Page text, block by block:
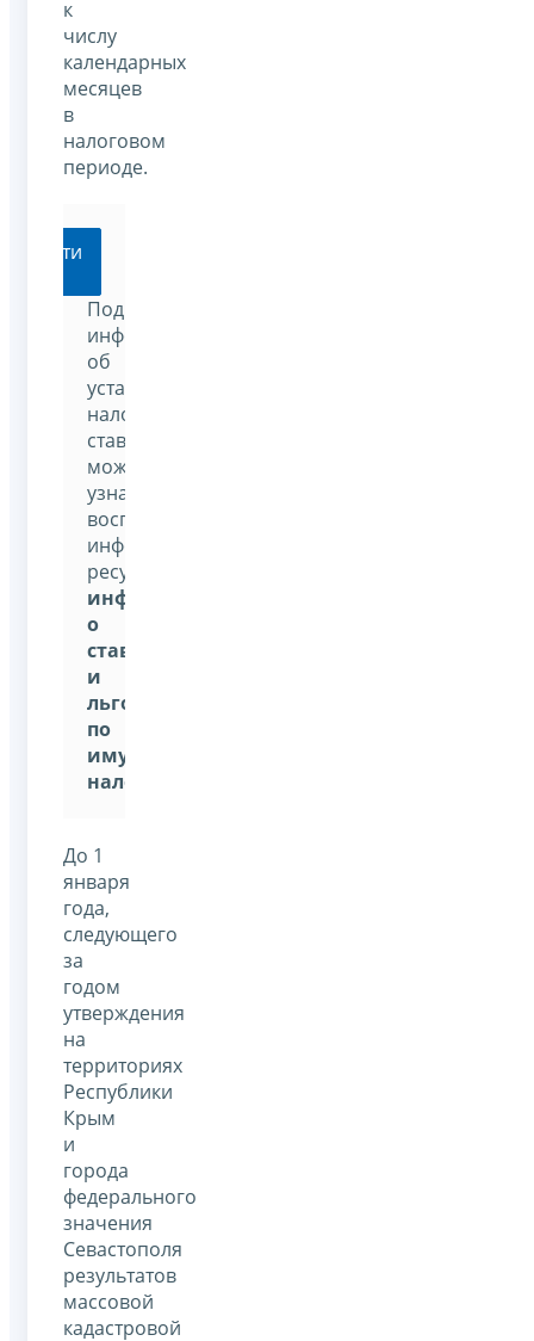
к
числу
календарных
месяцев
в
налоговом
периоде.
Перейти
Подробную
информацию
об
установленных
налоговых
ставках
можно
узнать,
воспользовавшись
информационным
ресурсом:
информация
о
ставках
и
льготах
по
имущественным
налогам»
До 1
января
года,
следующего
за
годом
утверждения
на
территориях
Республики
Крым
и
города
федерального
значения
Севастополя
результатов
массовой
кадастровой